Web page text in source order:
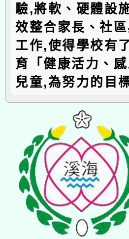
驗,將軟、硬體設
效整合家長、社
工作,使得學校有
育「健康活力、
兒童,為努力的目